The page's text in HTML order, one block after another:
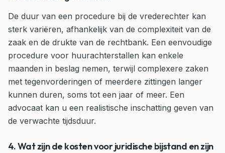
De duur van een procedure bij de vrederechter kan
sterk variëren, afhankelijk van de complexiteit van de
zaak en de drukte van de rechtbank. Een eenvoudige
procedure voor huurachterstallen kan enkele
maanden in beslag nemen, terwijl complexere zaken
met tegenvorderingen of meerdere zittingen langer
kunnen duren, soms tot een jaar of meer. Een
advocaat kan u een realistische inschatting geven van
de verwachte tijdsduur.
4. Wat zijn de kosten voor juridische bijstand en zijn